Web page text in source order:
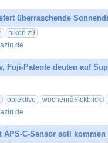
überraschende
nikon z9
Fuji-Patente deuten auf
objektive
wochenrã¼ckblick
APS-C-Sensor soll kommen